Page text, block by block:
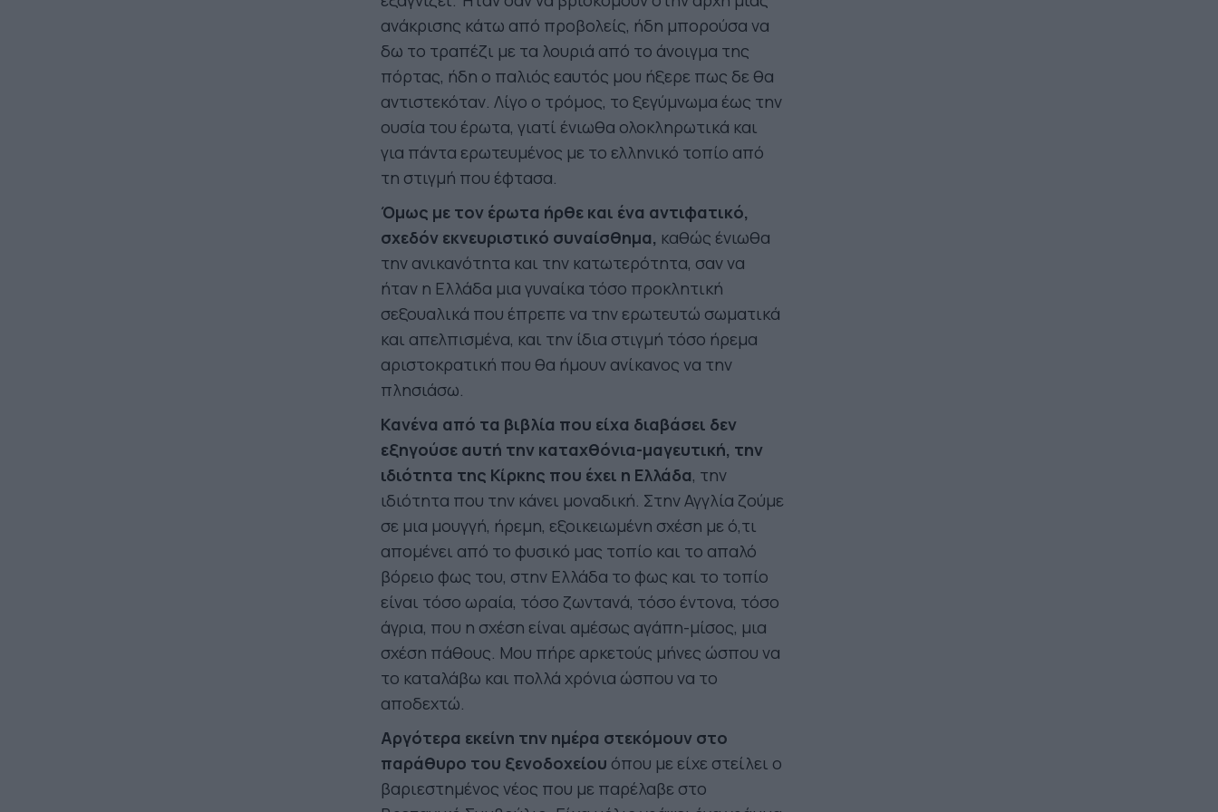
ανάκρισης κάτω από προβολείς, ήδη μπορούσα να
δω το τραπέζι με τα λουριά από το άνοιγμα της
πόρτας, ήδη ο παλιός εαυτός μου ήξερε πως δε θα
αντιστεκόταν. Λίγο ο τρόμος, το ξεγύμνωμα έως την
ουσία του έρωτα, γιατί ένιωθα ολοκληρωτικά και
για πάντα ερωτευμένος με το ελληνικό τοπίο από
τη στιγμή που έφτασα.
Όμως με τον έρωτα ήρθε και ένα αντιφατικό,
σχεδόν εκνευριστικό συναίσθημα, καθώς ένιωθα
την ανικανότητα και την κατωτερότητα, σαν να
ήταν η Ελλάδα μια γυναίκα τόσο προκλητική
σεξουαλικά που έπρεπε να την ερωτευτώ σωματικά
και απελπισμένα, και την ίδια στιγμή τόσο ήρεμα
αριστοκρατική που θα ήμουν ανίκανος να την
πλησιάσω.
Κανένα από τα βιβλία που είχα διαβάσει δεν
εξηγούσε αυτή την καταχθόνια-μαγευτική, την
ιδιότητα της Κίρκης που έχει η Ελλάδα, την
ιδιότητα που την κάνει μοναδική. Στην Αγγλία ζούμε
σε μια μουγγή, ήρεμη, εξοικειωμένη σχέση με ό,τι
απομένει από το φυσικό μας τοπίο και το απαλό
βόρειο φως του, στην Ελλάδα το φως και το τοπίο
είναι τόσο ωραία, τόσο ζωντανά, τόσο έντονα, τόσο
άγρια, που η σχέση είναι αμέσως αγάπη-μίσος, μια
σχέση πάθους. Μου πήρε αρκετούς μήνες ώσπου να
το καταλάβω και πολλά χρόνια ώσπου να το
αποδεχτώ.
Αργότερα εκείνη την ημέρα στεκόμουν στο
παράθυρο του ξενοδοχείου όπου με είχε στείλει ο
βαριεστημένος νέος που με παρέλαβε στο